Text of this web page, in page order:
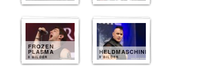
FROZEN
PLASMA
8 BILDER
HELDMASCHINE
8 BILDER